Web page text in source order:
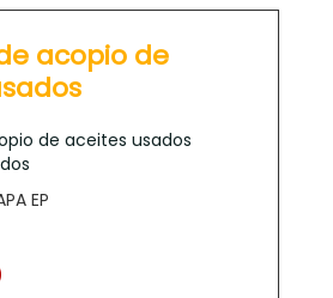
acopio de
de aceites usados
EP